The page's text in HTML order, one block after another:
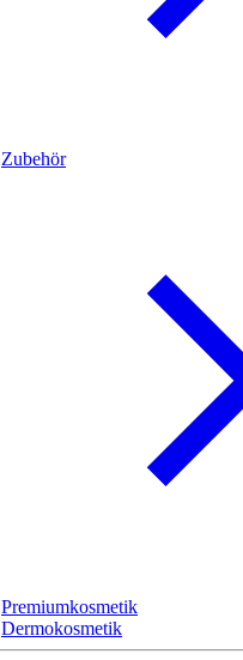
Zubehör
Premiumkosmetik
Dermokosmetik